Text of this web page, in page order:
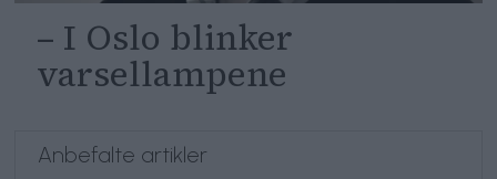
– I Oslo blinker
varsellampene
Anbefalte artikler